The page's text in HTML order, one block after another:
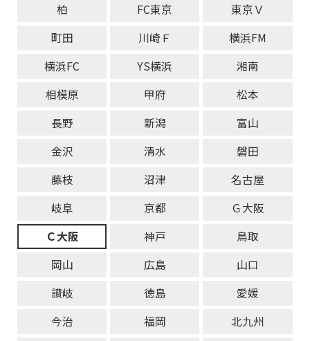
柏
FC東京
東京Ｖ
町田
川崎Ｆ
横浜FM
横浜FC
YS横浜
湘南
相模原
甲府
松本
長野
新潟
富山
金沢
清水
磐田
藤枝
沼津
名古屋
岐阜
京都
Ｇ大阪
Ｃ大阪
神戸
鳥取
岡山
広島
山口
讃岐
徳島
愛媛
今治
福岡
北九州